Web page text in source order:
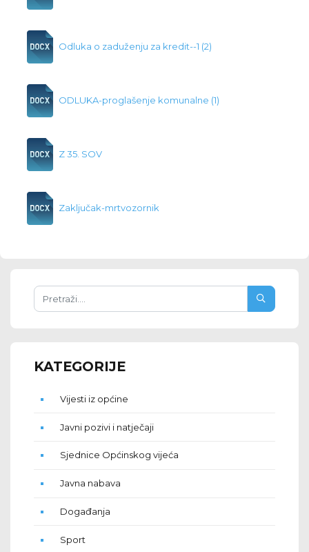
Odluka o zaduženju za kredit--1 (2)
ODLUKA-proglašenje komunalne (1)
Z 35. SOV
Zaključak-mrtvozornik
KATEGORIJE
Vijesti iz općine
Javni pozivi i natječaji
Sjednice Općinskog vijeća
Javna nabava
Događanja
Sport